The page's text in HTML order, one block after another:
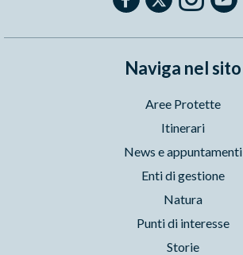
Naviga nel sito
Aree Protette
Itinerari
News e appuntamenti
Enti di gestione
Natura
Punti di interesse
Storie